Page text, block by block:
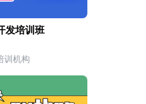
发培训班
训机构